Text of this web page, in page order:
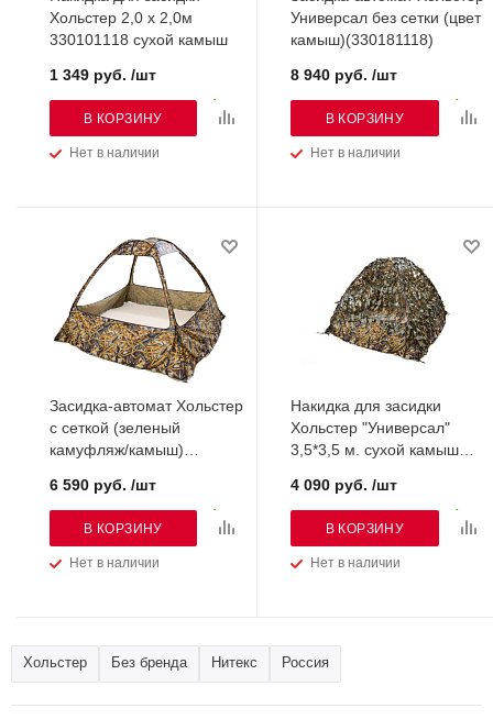
Хольстер 2,0 х 2,0м
330101118 сухой камыш
Нет в наличии
1 349 руб. /шт
В КОРЗИНУ
Универсал без сетки (цвет
камыш)(330181118)
Нет в наличии
8 940 руб. /шт
В КОРЗИНУ
Засидка-автомат Хольстер
с сеткой (зеленый
камуфляж/камыш)
Нет в наличии
6 590 руб. /шт
В КОРЗИНУ
Накидка для засидки
Хольстер "Универсал"
3,5*3,5 м. сухой камыш
Нет в наличии
4 090 руб. /шт
В КОРЗИНУ
Хольстер Без бренда Нитекс Россия